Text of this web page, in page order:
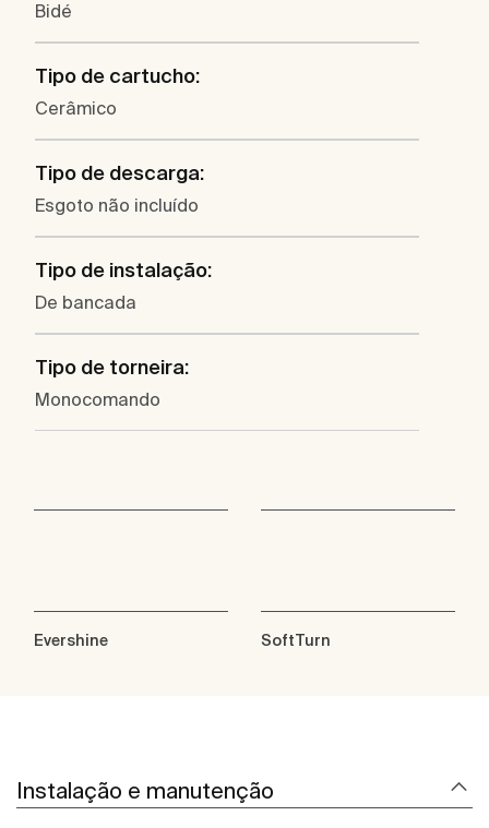
Bidé
Tipo de cartucho:
Cerâmico
Tipo de descarga:
Esgoto não incluído
Tipo de instalação:
De bancada
Tipo de torneira:
Monocomando
Evershine SoftTurn
Instalação e manutenção